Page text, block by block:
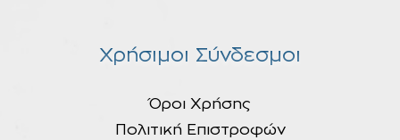
Χρήσιμοι Σύνδεσμοι
Όροι Χρήσης
Πολιτική Επιστροφών